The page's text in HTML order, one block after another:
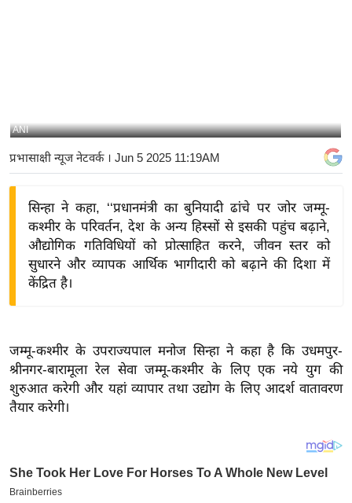
ष्ट्री
बि
द्यो
त
वि
शे
रा
य
ANI
प्रभासाक्षी न्यूज नेटवर्क। Jun 5 2025 11:19AM
सिन्हा ने कहा, ‘‘प्रधानमंत्री का बुनियादी ढांचे पर जोर जम्मू-
कश्मीर के परिवर्तन, देश के अन्य हिस्सों से इसकी पहुंच बढ़ाने,
औद्योगिक गतिविधियों को प्रोत्साहित करने, जीवन स्तर को
सुधारने और व्यापक आर्थिक भागीदारी को बढ़ाने की दिशा में
केंद्रित है।
जम्मू-कश्मीर के उपराज्यपाल मनोज सिन्हा ने कहा है कि उधमपुर-
श्रीनगर-बारामूला रेल सेवा जम्मू-कश्मीर के लिए एक नये युग की
शुरुआत करेगी और यहां व्यापार तथा उद्योग के लिए आदर्श वातावरण
तैयार करेगी।